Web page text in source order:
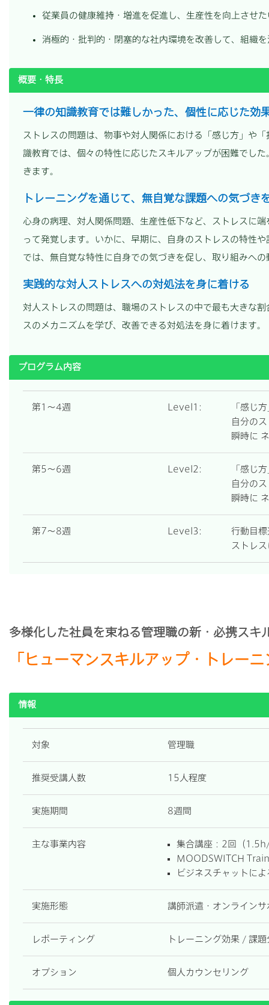
従業員の健康維持・増進を促進し、生産性を向上させた
消極的・批判的・閉塞的な社内環境を改善して、組織
概要・特長
一律の知識教育では難しかった、個性に応じた効
ストレスの問題は、物事や対人関係における「感じ方」や
識教育では、個々の特性に応じたスキルアップが困難でし
きます。
トレーニングを通じて、無自覚な課題への気づき
心身の病理、対人関係問題、生産性低下など、ストレスに
って発覚します。いかに、早期に、自身のストレスの特性
では、無自覚な特性に自身での気づきを促し、取り組みへ
実践的な対人ストレスへの対処法を身に着ける
対人ストレスの問題は、職場のストレスの中で最も大きな
スのメカニズムを学び、改善できる対処法を身に着けます。
プログラム内容
第1～4週 Level1:
「感じ
自分の
瞬時に
第5～6週 Level2:
「感じ
自分の
瞬時に
第7～8週 Level3:
行動目
ストレ
多様化した社員を束ねる管理職の新・必携スキ
「ヒューマンスキルアップ・トレー
情報
対象 管理職
推奨受講人数 15人程度
実施期間 8週間
主な事業内容
集合講座：2回（
MOODSWITCH
ビジネスチャットに
実施形態 講師派遣・オンラインサ
レポーティング トレーニング効果 / 課
オプション 個人カウンセリング